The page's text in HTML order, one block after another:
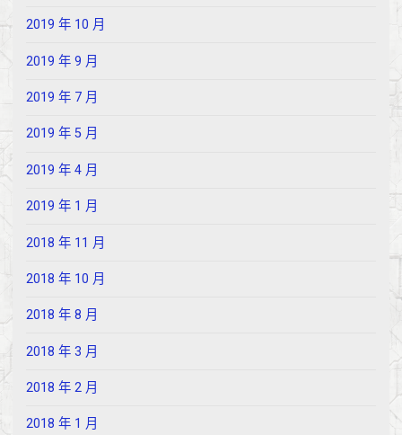
2019 年 10 月
2019 年 9 月
2019 年 7 月
2019 年 5 月
2019 年 4 月
2019 年 1 月
2018 年 11 月
2018 年 10 月
2018 年 8 月
2018 年 3 月
2018 年 2 月
2018 年 1 月